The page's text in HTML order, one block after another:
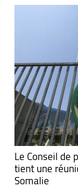
Le Conseil de
tient une
Somalie